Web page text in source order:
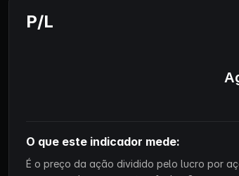
P/L
O que este indicador mede:
É o preço da ação dividido pelo lucro por